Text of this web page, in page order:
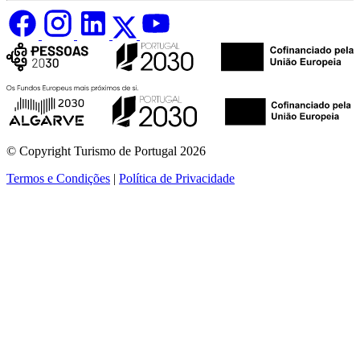
© Copyright Turismo de Portugal 2026
Termos e Condições | Política de Privacidade